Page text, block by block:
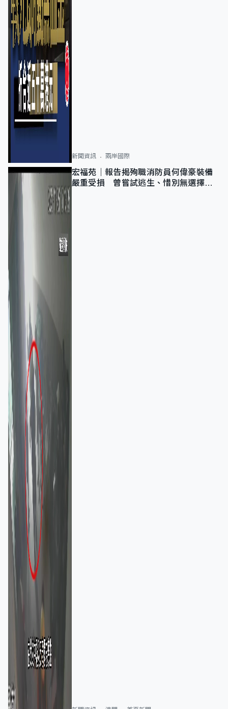
新聞資訊 兩岸國際
宏福苑｜報告揭殉職消防員何偉豪裝備
嚴重受損 曾嘗試逃生、惜別無選擇下